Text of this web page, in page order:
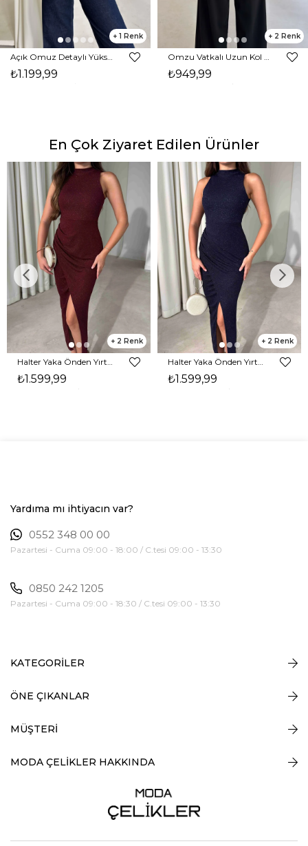
1
₺1.199,99
2
₺949,99
En Çok Ziyaret Edilen Ürünler
2
₺1.599,99
2
₺1.599,99
Yardıma mı ihtiyacın var?
0552 348 00 00
Pazartesi - Cuma 09:00 - 18:00 / C.tesi 09:00 - 13:30
0850 242 1205
Pazartesi - Cuma 09:00 - 18:30 / C.tesi 09:00 - 13:30
KATEGORİLER
ÖNE ÇIKANLAR
MÜŞTERİ
MODA ÇELİKLER HAKKINDA